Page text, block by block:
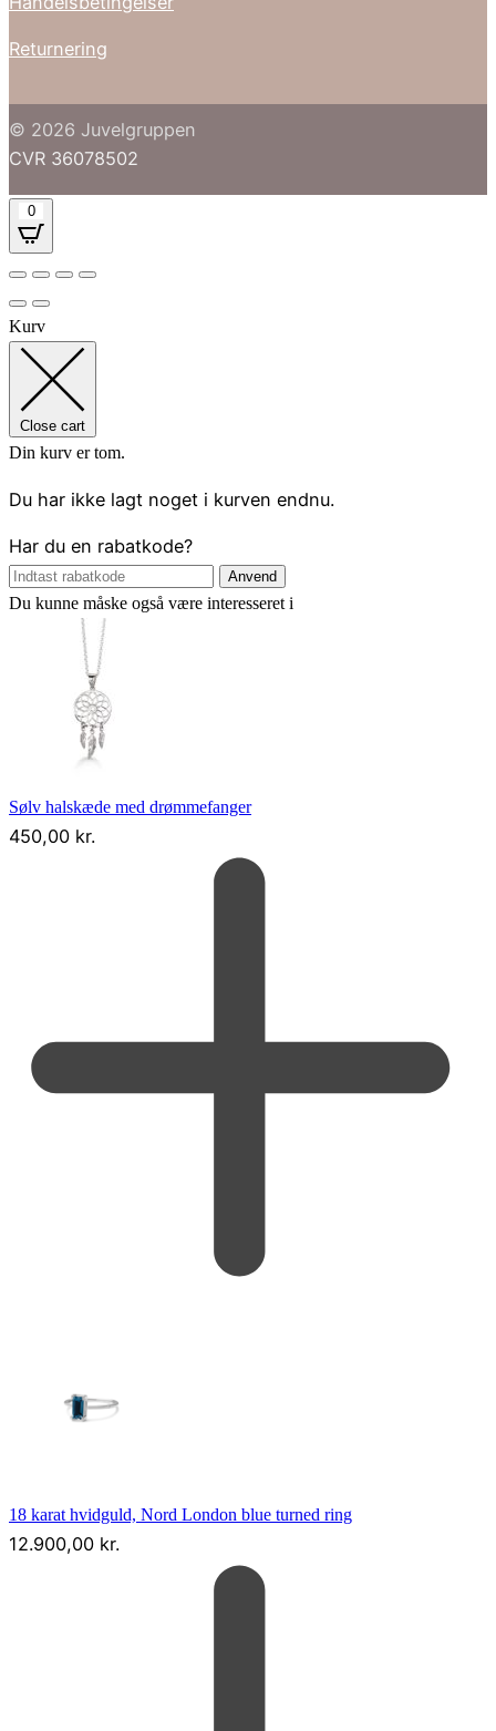
Returnering
© 2026 Juvelgruppen
CVR 36078502
0
Kurv
Close cart
Din kurv er tom.
Du har ikke lagt noget i kurven endnu.
Har du en rabatkode?
Anvend
Du kunne måske også være interesseret i
Sølv halskæde med drømmefanger
450,00 kr.
18 karat hvidguld, Nord London blue turned ring
12.900,00 kr.